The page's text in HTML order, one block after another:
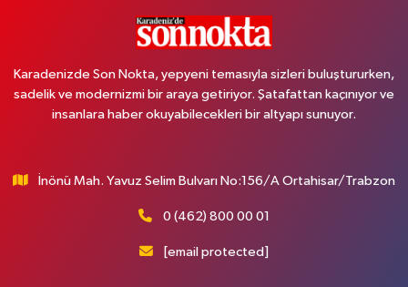
Karadenizde Son Nokta, yepyeni temasıyla sizleri buluştururken,
sadelik ve modernizmi bir araya getiriyor. Şatafattan kaçınıyor ve
insanlara haber okuyabilecekleri bir altyapı sunuyor.
İnönü Mah. Yavuz Selim Bulvarı No:156/A Ortahisar/Trabzon
0 (462) 800 00 01
[email protected]